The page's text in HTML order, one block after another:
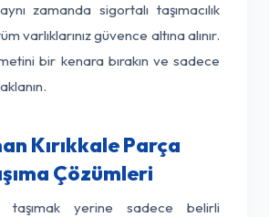
zamanda sigortalı taşımacılık
varlıklarınız güvence altına alınır.
bir kenara bırakın ve sadece
Kırıkkale Parça
Çözümleri
yerine sadece belirli